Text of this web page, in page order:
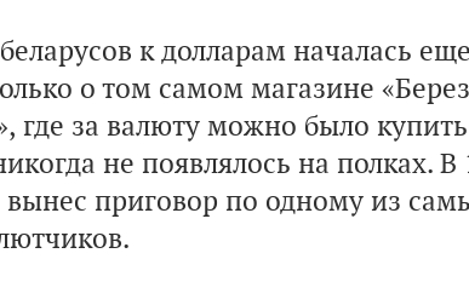
к долларам началась
о том самом магазине
где за валюту можно было
не появлялось на полках. В
приговор по одному из